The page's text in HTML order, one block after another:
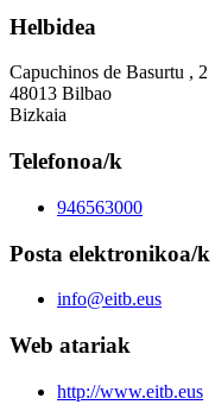
Helbidea
Capuchinos de Basurtu , 2
48013 Bilbao
Bizkaia
Telefonoa/k
946563000
Posta elektronikoa/k
info@eitb.eus
Web atariak
http://www.eitb.eus